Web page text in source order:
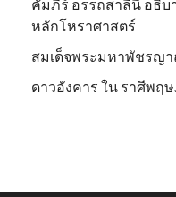
คัมภีร์ อรรถสาลีนี อธิบ
หลักโหราศาสตร์
สมเด็จพระมหาพัชรญ
ดาวอังคาร ใน ราศีพฤ